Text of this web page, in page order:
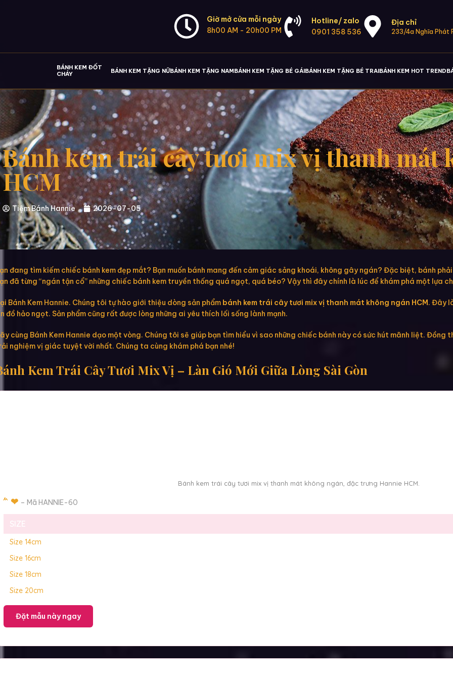
Giờ mở cửa mỗi ngày
8h00 AM - 20h00 PM
Hotline/ zalo
0901 358 536
Địa chỉ
233/4a Nghĩa Phát
BÁNH KEM ĐỐT
CHÁY
BÁNH KEM TẶNG NỮBÁNH KEM TẶNG NAMBÁNH KEM TẶNG BÉ GÁIBÁNH KEM TẶNG BÉ TRAIBÁNH KEM HOT TREND
Bánh kem trái cây tươi mix vị thanh mát
HCM
Tiệm Bánh Hannie 2026-07-05
đang tìm kiếm chiếc bánh kem đẹp mắt? Bạn muốn bánh mang đến cảm giác sảng khoái, không gây ngán? Đặc biệt, bánh
đã từng “ngán tận cổ” những chiếc bánh kem truyền thống quá ngọt, quá béo? Vậy thì đây chính là lúc để khám phá một lựa
Bánh Kem Hannie. Chúng tôi tự hào giới thiệu dòng sản phẩm bánh kem trái cây tươi mix vị thanh mát không ngán HCM. Đây
đồ hảo ngọt. Sản phẩm cũng rất được lòng những ai yêu thích lối sống lành mạnh.
cùng Bánh Kem Hannie dạo một vòng. Chúng tôi sẽ giúp bạn tìm hiểu vì sao những chiếc bánh này có sức hút mãnh liệt.
nghiệm vị giác tuyệt vời nhất. Chúng ta cùng khám phá bạn nhé!
Kem Trái Cây Tươi Mix Vị – Làn Gió Mới Giữa Lòng Sài Gòn
Bánh kem trái cây tươi mix vị thanh mát không ngán, đặc trưng Hannie HCM.
́ ́ ̂ ❤ – Mã HANNIE-60
SIZE
Size 14cm
Size 16cm
Size 18cm
Size 20cm
Đặt mẫu này ngay